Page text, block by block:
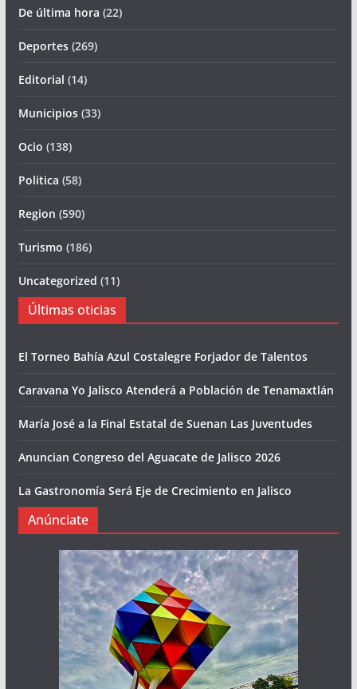
De última hora (22)
Deportes(269)
Editorial (14)
Municipios(33)
Ocio (138)
Politica (58)
Region (590)
Turismo (186)
Uncategorized (11)
Últimas oticias
El Torneo Bahía Azul Costalegre Forjador de Talentos
Caravana Yo Jalisco Atenderá a Población de Tenamaxtlán
María José a la Final Estatal de Suenan Las Juventudes
Anuncian Congreso del Aguacate de Jalisco 2026
La Gastronomía Será Eje de Crecimiento en Jalisco
Anúnciate